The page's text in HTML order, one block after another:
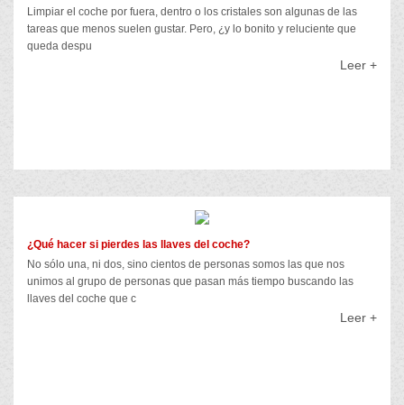
Limpiar el coche por fuera, dentro o los cristales son algunas de las
tareas que menos suelen gustar. Pero, ¿y lo bonito y reluciente que
queda despu
Leer +
¿Qué hacer si pierdes las llaves del coche?
No sólo una, ni dos, sino cientos de personas somos las que nos
unimos al grupo de personas que pasan más tiempo buscando las
llaves del coche que c
Leer +